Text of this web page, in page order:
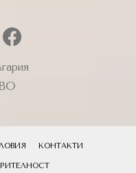
КОНТАКТИ